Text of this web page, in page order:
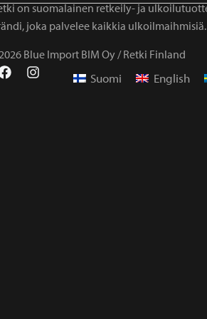
on suomalainen retkeily- ja
joka palvelee kaikkia ulkoilmaihmisiä.
Blue Import BIM Oy / Retki Finland
Suomi English